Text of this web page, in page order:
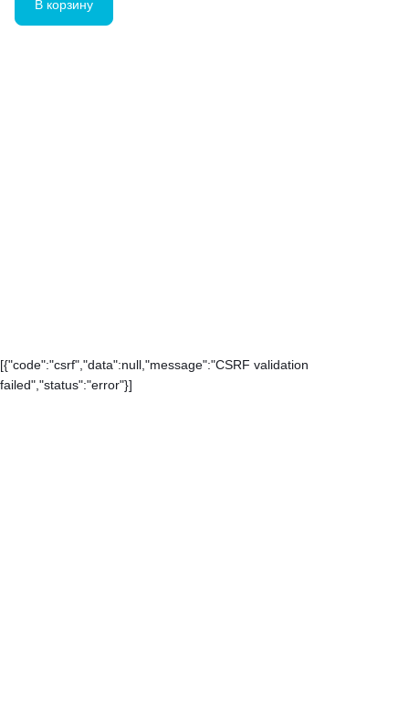
В корзину
[{"code":"csrf","data":null,"message":"CSRF validation
failed","status":"error"}]